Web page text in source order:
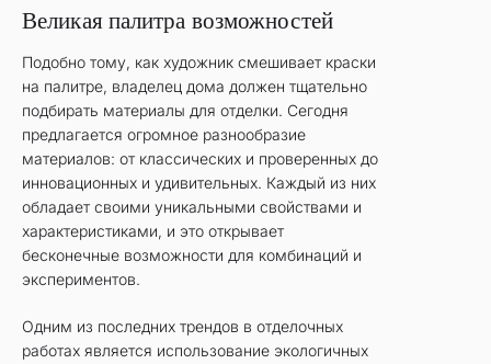
Великая палитра возможностей
Подобно тому, как художник смешивает краски
на палитре, владелец дома должен тщательно
подбирать материалы для отделки. Сегодня
предлагается огромное разнообразие
материалов: от классических и проверенных до
инновационных и удивительных. Каждый из них
обладает своими уникальными свойствами и
характеристиками, и это открывает
бесконечные возможности для комбинаций и
экспериментов.
Одним из последних трендов в отделочных
работах является использование экологичных